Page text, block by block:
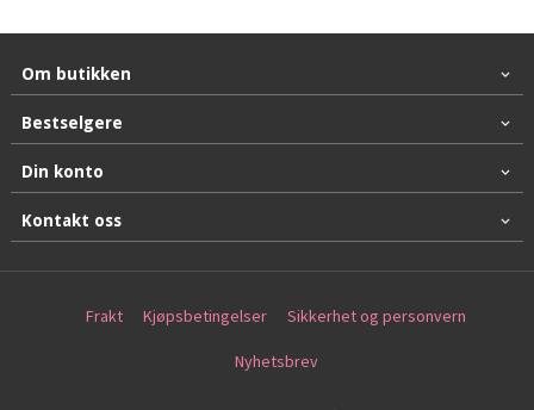
Om butikken
Bestselgere
Din konto
Kontakt oss
Frakt Kjøpsbetingelser Sikkerhet og personvern
Nyhetsbrev